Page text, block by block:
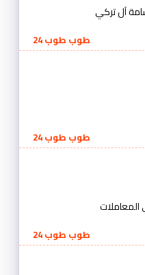
آل تركي
طوب طوب 24
طوب طوب 24
المعاملات
طوب طوب 24